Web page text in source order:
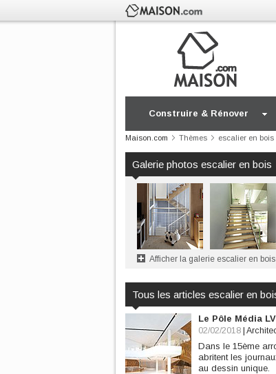
Construire & Rénover
Maison.com Thèmes escalier en bois
Galerie photos escalier en bois
Afficher la galerie escalier en bois
Tous les articles escalier en
Le Pôle Média
02/02/2018
Dans le 15ème
abritent les
au dessin unique.